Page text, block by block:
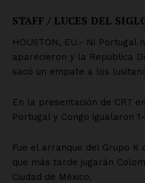
STAFF / LUCES DEL
HOUSTON, EU.- Ni Portugal
aparecieron y la República
sacó un empate a los
En la presentación de CR7
Portugal y Congo igualaron
Fue el arranque del Grupo K
que más tarde jugarán
Ciudad de México.